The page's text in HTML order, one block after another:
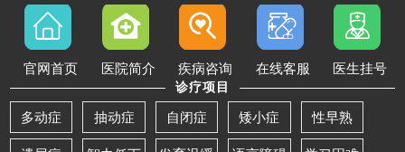
官网首页 医院简介 疾病咨询 在线客服 医生挂号
诊疗项目
多动症 抽动症 自闭症 矮小症 性早熟